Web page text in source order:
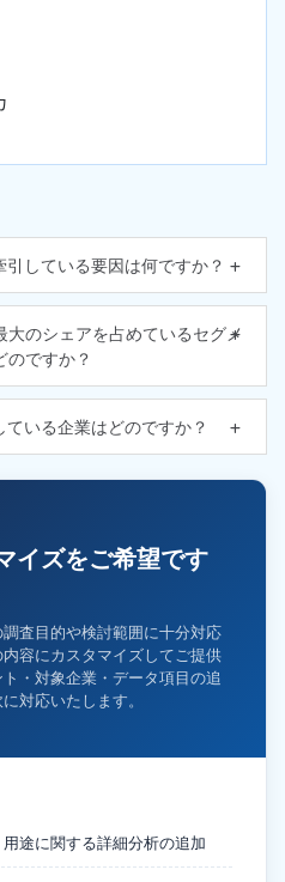
している要因は何ですか？
のシェアを占めているセグメ
のですか？
いる企業はどのですか？
イズをご希望です
査目的や検討範囲に十分対応
容にカスタマイズしてご提供
・対象企業・データ項目の追
対応いたします。
途に関する詳細分析の追加